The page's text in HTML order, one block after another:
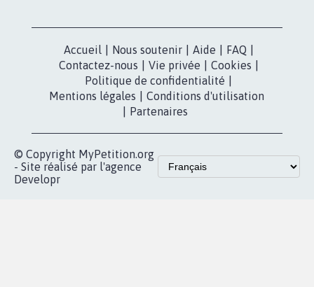
Accueil Nous soutenir Aide FAQ
Contactez-nous
Vie privée Cookies
Politique de confidentialité
Mentions légales
Conditions d'utilisation
Partenaires
© Copyright MyPetition.org
- Site réalisé par l'agence
Developr